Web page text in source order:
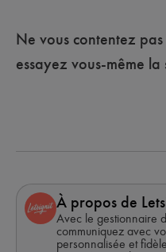
Ne vous contentez
essayez vous-même
À propos de
Avec le gestionnaire
communiquez avec
personnalisée et